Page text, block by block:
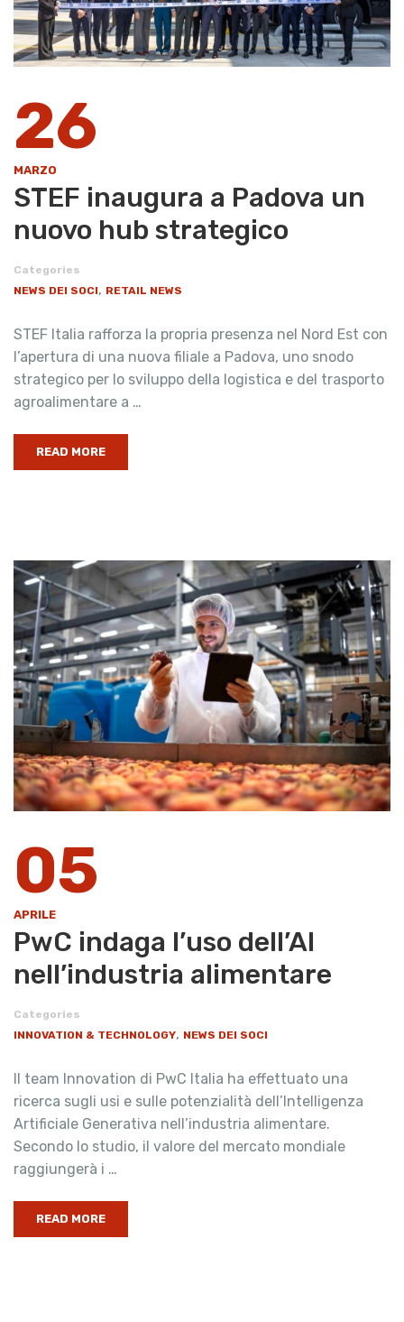
26
MARZO
STEF inaugura a Padova un
nuovo hub strategico
Categories
NEWS DEI SOCI, RETAIL NEWS
STEF Italia rafforza la propria presenza nel Nord Est con
l’apertura di una nuova filiale a Padova, uno snodo
strategico per lo sviluppo della logistica e del trasporto
agroalimentare a …
READ MORE
05
APRILE
PwC indaga l’uso dell’AI
nell’industria alimentare
Categories
INNOVATION & TECHNOLOGY, NEWS DEI SOCI
Il team Innovation di PwC Italia ha effettuato una
ricerca sugli usi e sulle potenzialità dell’Intelligenza
Artificiale Generativa nell’industria alimentare.
Secondo lo studio, il valore del mercato mondiale
raggiungerà i …
READ MORE